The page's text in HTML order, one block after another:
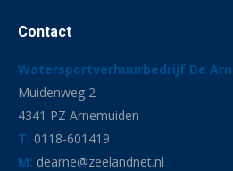
Contact
Watersportverhuurbedrijf De
Muidenweg 2
4341 PZ Arnemuiden
T: 0118-601419
M: dearne@zeelandnet.nl